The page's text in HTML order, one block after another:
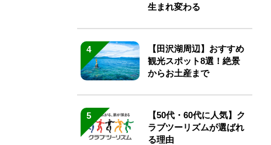
生まれ変わる
4
【田沢湖周辺】おすすめ
観光スポット8選！絶景
からお土産まで
5
【50代・60代に人気】ク
ラブツーリズムが選ばれ
る理由